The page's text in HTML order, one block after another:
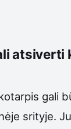
atsiverti
gali
srityje.